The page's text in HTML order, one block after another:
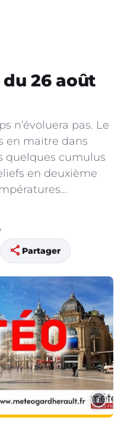
26 août
n’évoluera pas. Le
en maitre dans
quelques cumulus
en deuxième
share Partager
i